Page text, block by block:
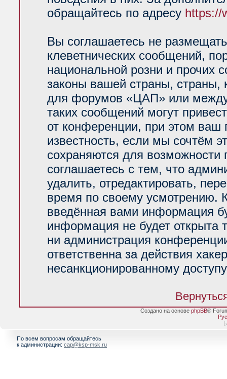
обращайтесь по адресу https://
Вы соглашаетесь не
клеветнических сообщений,
национальной розни и прочих
законы вашей страны, страны,
для форумов «ЦАП» или
таких сообщений могут
от конференции, при этом ваш
известность, если мы сочтём
сохраняются для возможности
соглашаетесь с тем, что
удалить, отредактировать,
время по своему усмотрению.
введённая вами информация
информация не будет открыта
ни администрация
ответственна за действия
несанкционированному
Создано на основе phpBB®
[
По всем вопросам обращайтесь
к администрации: cap@ksp-msk.ru